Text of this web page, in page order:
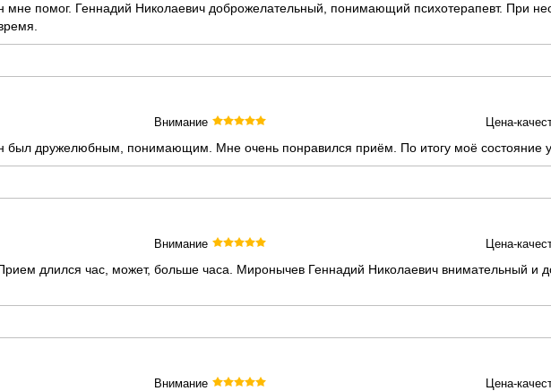
помог. Геннадий Николаевич доброжелательный, понимающий психотерапевт. При
Внимание Цена-
был дружелюбным, понимающим. Мне очень понравился приём. По итогу моё состояние
Внимание Цена-
длился час, может, больше часа. Миронычев Геннадий Николаевич внимательный и
Внимание Цена-